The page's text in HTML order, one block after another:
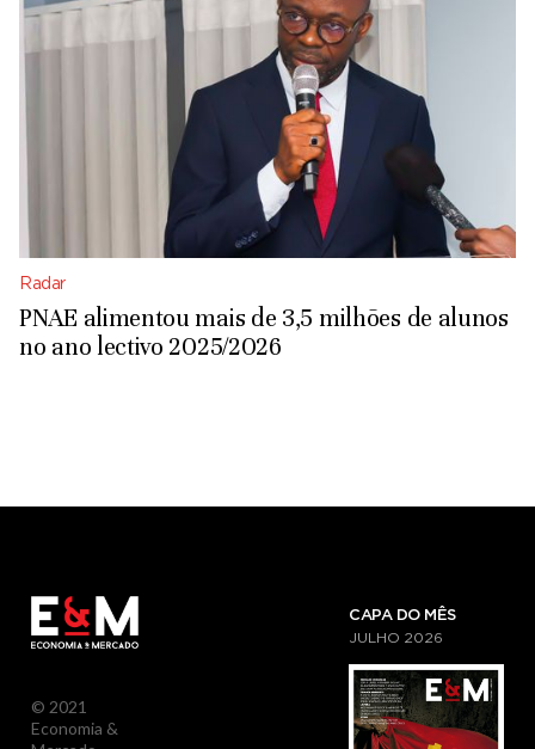
Radar
PNAE alimentou mais de 3,5 milhões de alunos
no ano lectivo 2025/2026
© 2021
Economia &
CAPA DO MÊS
JULHO 2026